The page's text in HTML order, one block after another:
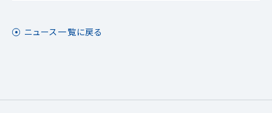
ニュース一覧に戻る